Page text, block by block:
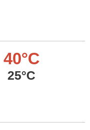
40°C
25°C